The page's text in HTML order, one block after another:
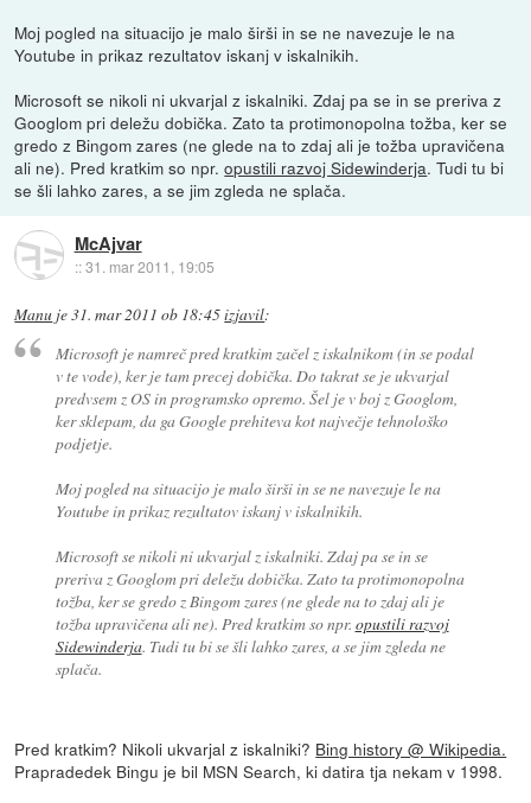
Moj pogled na situacijo je malo širši in se ne navezuje le na
Youtube in prikaz rezultatov iskanj v iskalnikih.
Microsoft se nikoli ni ukvarjal z iskalniki. Zdaj pa se in se preriva z
Googlom pri deležu dobička. Zato ta protimonopolna tožba, ker se
gredo z Bingom zares (ne glede na to zdaj ali je tožba upravičena
ali ne). Pred kratkim so npr.opustili razvoj Sidewinderja. Tudi tu bi
se šli lahko zares, a se jim zgleda ne splača.
McAjvar
::31. mar 2011, 19:05
Manu je31. mar 2011 ob 18:45izjavil:
Microsoft je namreč pred kratkim začel z iskalnikom (in se podal
v te vode), ker je tam precej dobička. Do takrat se je ukvarjal
predvsem z OS in programsko opremo. Šel je v boj z Googlom,
ker sklepam, da ga Google prehiteva kot največje tehnološko
podjetje.
Moj pogled na situacijo je malo širši in se ne navezuje le na
Youtube in prikaz rezultatov iskanj v iskalnikih.
Microsoft se nikoli ni ukvarjal z iskalniki. Zdaj pa se in se
preriva z Googlom pri deležu dobička. Zato ta protimonopolna
tožba, ker se gredo z Bingom zares (ne glede na to zdaj ali je
tožba upravičena ali ne). Pred kratkim so npr. opustili razvoj
Sidewinderja. Tudi tu bi se šli lahko zares, a se jim zgleda ne
splača.
Pred kratkim? Nikoli ukvarjal z iskalniki? Bing history @ Wikipedia.
Prapradedek Bingu je bil MSN Search, ki datira tja nekam v 1998.